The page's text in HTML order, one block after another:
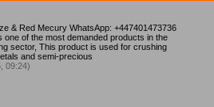
& Red Mecury WhatsApp: +447401473736
one of the most demanded products in the
sector, This product is used for crushing
and semi-precious
09:24)